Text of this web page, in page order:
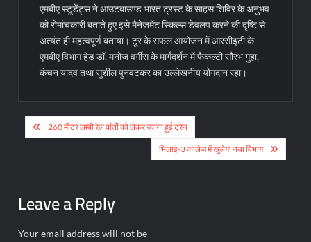
एमबीए स्टूडेंट्स ने आउटबाउण्ड भारत ट्रस्ट के साहस शिविर के अनुभव
को रोमांचकारी बताते हुए इसे मैनेजमेंट स्किल्स डेवलप करने की दृष्टि से
अत्यंत ही महत्वपूर्ण बताया। टूर के सफल आयोजन में आरसीइटी के
एमबीए विभाग हेड डॉ. मनोज वर्गीस के मार्गदर्शन में फैकल्टी सौरभ गुहा,
कंचन यादव तथा सुशील पुनवटकर का उल्लेखनीय योगदान रहा।
Post
navigation
260 मीटर लम्बी रेल पांतों को लेकर रवाना हुई ट्रेन
भिलाई-3 कालेज में खुलेगा नया विभाग
Leave a Reply
Your email address will not be